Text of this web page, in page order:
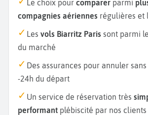
Le choix pour comparer parmi
compagnies aériennes régulières et
Les vols Biarritz Paris sont parmi
du marché
Des assurances pour annuler sans
-24h du départ
Un service de réservation très
performant plébiscité par nos clients